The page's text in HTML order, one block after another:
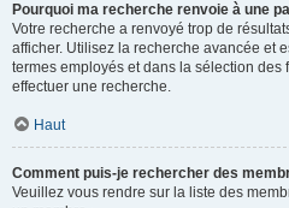
Pourquoi ma recherche renvoie à une
Votre recherche a renvoyé trop de
afficher. Utilisez la recherche avancée et
termes employés et dans la sélection
effectuer une recherche.
Haut
Comment puis-je rechercher des
Veuillez vous rendre sur la liste des